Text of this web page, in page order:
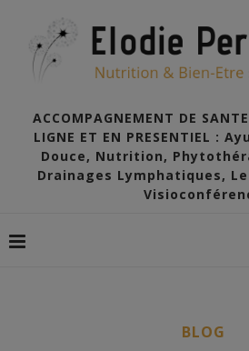
ACCOMPAGNEMENT DE
LIGNE ET EN PRESENTIEL :
Douce, Nutrition,
Drainages Lymphatiques,
BLOG